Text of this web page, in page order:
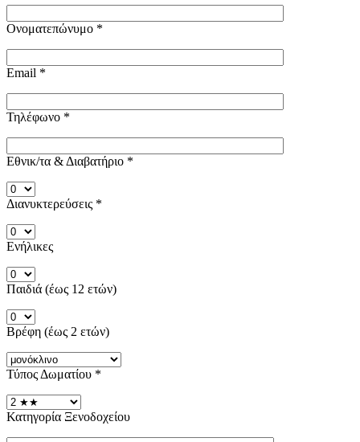
Ονοματεπώνυμο *
Email *
Τηλέφωνο *
Εθνικ/τα & Διαβατήριο *
Διανυκτερεύσεις *
Ενήλικες
Παιδιά (έως 12 ετών)
Βρέφη (έως 2 ετών)
Τύπος Δωματίου *
Κατηγορία Ξενοδοχείου